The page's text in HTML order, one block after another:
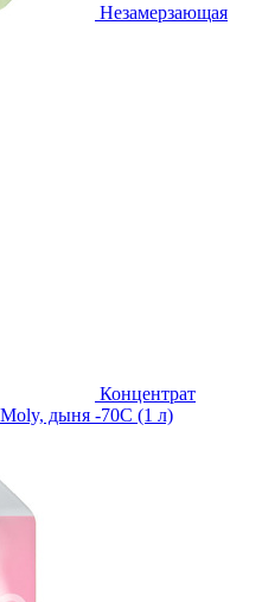
Незамерзающая
Концентрат
дыня -70С (1 л)